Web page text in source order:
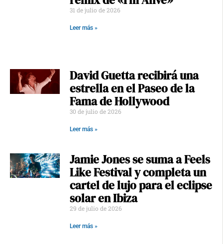
31 de julio de 2026
Leer más »
David Guetta recibirá una
estrella en el Paseo de la
Fama de Hollywood
30 de julio de 2026
Leer más »
Jamie Jones se suma a Feels
Like Festival y completa un
cartel de lujo para el eclipse
solar en Ibiza
29 de julio de 2026
Leer más »